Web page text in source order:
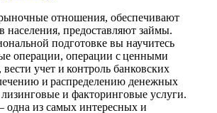
отношения, обеспечивают
населения, предоставляют займы.
подготовке вы научитесь
операции, операции с ценными
учет и контроль банковских
и распределению денежных
лизинговые и факторинговые услуги.
одна из самых интересных и